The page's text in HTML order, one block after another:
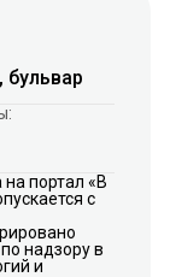
бульвар
портал «В
с
надзору в
и